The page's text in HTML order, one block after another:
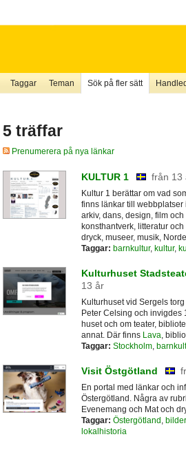
Taggar Teman Sök på fler sätt
5 träffar
Prenumerera på nya länkar
KULTUR 1 från 13
Kultur 1 berättar om vad
finns länkar till webbplatser
arkiv, dans, design, film och
konsthantverk, litteratur
dryck, museer, musik,
Taggar: barnkultur, kultur,
Kulturhuset
13 år
Kulturhuset vid Sergels
Peter Celsing och invigdes
huset och om teater,
annat. Där finns Lava,
Taggar: Stockholm,
Visit Östgötland
En portal med länkar och
Östergötland. Några av
Evenemang och Mat och
Taggar: Östergötland , bilder
lokalhistoria